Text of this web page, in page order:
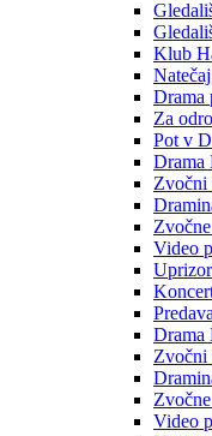
Klub
Drama
Za
Pot v
Drama
Zvočni
Video
Drama
Zvočni
Video